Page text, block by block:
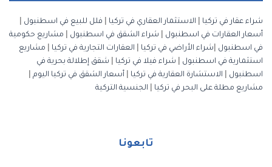
شراء عقار في تركيا الاستثمار العقاري في تركيا فلل للبيع في اسطنبول
أسعار العقارات في اسطنبول
شراء الشقق في اسطنبول
مشاريع حكومية
في اسطنبول
شراء الأراضي في تركيا العقارات التجارية في تركيا
مشاريع
استثمارية في اسطنبول
شراء فيلا في تركيا
شقق إطلالة بحرية في
اسطنبول
الاستشارة العقارية في تركيا أسعار الشقق في تركيا اليوم
مشاريع مطلة على البحر في تركيا
الجنسية التركية
تابعونا